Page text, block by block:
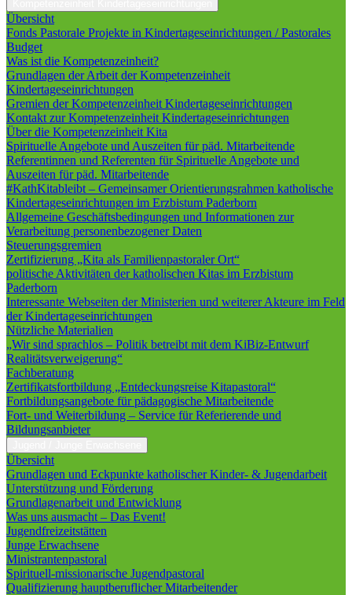
Übersicht
Fonds Pastorale Projekte in Kindertageseinrichtungen / Pastorales
Budget
Was ist die Kompetenzeinheit?
Grundlagen der Arbeit der Kompetenzeinheit
Kindertageseinrichtungen
Gremien der Kompetenzeinheit Kindertageseinrichtungen
Kontakt zur Kompetenzeinheit Kindertageseinrichtungen
Über die Kompetenzeinheit Kita
Spirituelle Angebote und Auszeiten für päd. Mitarbeitende
Referentinnen und Referenten für Spirituelle Angebote und
Auszeiten für päd. Mitarbeitende
#KathKitableibt – Gemeinsamer Orientierungsrahmen katholische
Kindertageseinrichtungen im Erzbistum Paderborn
Allgemeine Geschäftsbedingungen und Informationen zur
Verarbeitung personenbezogener Daten
Steuerungsgremien
Zertifizierung „Kita als Familienpastoraler Ort“
politische Aktivitäten der katholischen Kitas im Erzbistum
Paderborn
Interessante Webseiten der Ministerien und weiterer Akteure im Feld
der Kindertageseinrichtungen
Nützliche Materialien
„Wir sind sprachlos – Politik betreibt mit dem KiBiz-Entwurf
Realitätsverweigerung“
Fachberatung
Zertifikatsfortbildung „Entdeckungsreise Kitapastoral“
Fortbildungsangebote für pädagogische Mitarbeitende
Fort- und Weiterbildung – Service für Referierende und
Bildungsanbieter
Übersicht
Grundlagen und Eckpunkte katholischer Kinder- & Jugendarbeit
Unterstützung und Förderung
Grundlagenarbeit und Entwicklung
Was uns ausmacht – Das Event!
Jugendfreizeitstätten
Junge Erwachsene
Ministrantenpastoral
Spirituell-missionarische Jugendpastoral
Qualifizierung hauptberuflicher Mitarbeitender